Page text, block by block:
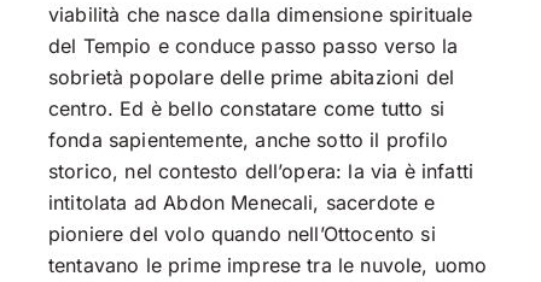
viabilità che nasce dalla dimensione spirituale
del Tempio e conduce passo passo verso la
sobrietà popolare delle prime abitazioni del
centro. Ed è bello constatare come tutto si
fonda sapientemente, anche sotto il profilo
storico, nel contesto dell’opera: la via è infatti
intitolata ad Abdon Menecali, sacerdote e
pioniere del volo quando nell’Ottocento si
tentavano le prime imprese tra le nuvole, uomo